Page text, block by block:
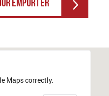
EMPORTER
Maps correctly.